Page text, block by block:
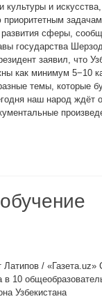
культуры и искусства,
задачам
сферы,
государства
заявил, что
как минимум 5−10
темы, которые
наш народ ждёт
/ «Газета.uz»
в 10
Узбекистана